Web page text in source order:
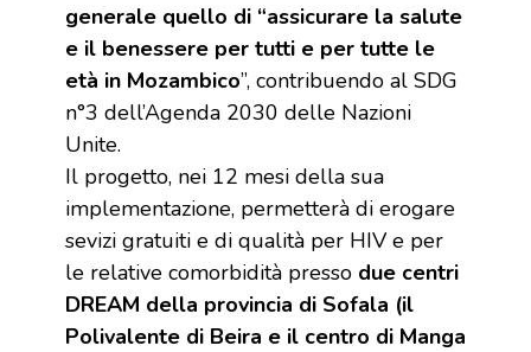
generale quello di “assicurare la salute
e il benessere per tutti e per tutte le
età in Mozambico”, contribuendo al SDG
n°3 dell’Agenda 2030 delle Nazioni
Unite.
Il progetto, nei 12 mesi della sua
implementazione, permetterà di erogare
sevizi gratuiti e di qualità per HIV e per
le relative comorbidità presso due centri
DREAM della provincia di Sofala (il
Polivalente di Beira e il centro di Manga